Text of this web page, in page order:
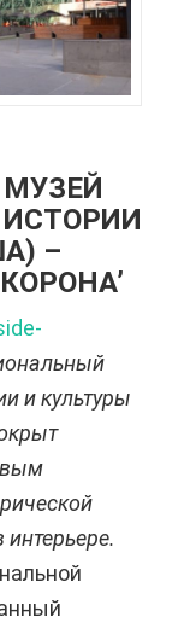
–
и культуры
интерьере.